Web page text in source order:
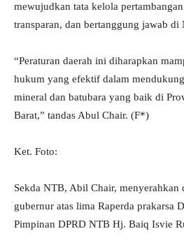
mewujudkan tata kelola
transparan, dan bertanggung jawab di
“Peraturan daerah ini diharapkan
hukum yang efektif dalam
mineral dan batubara yang baik di
Barat,” tandas Abul Chair. (F*)
Ket. Foto:
Sekda NTB, Abil Chair, menyerahkan
gubernur atas lima Raperda prakarsa
Pimpinan DPRD NTB Hj. Baiq Isvie